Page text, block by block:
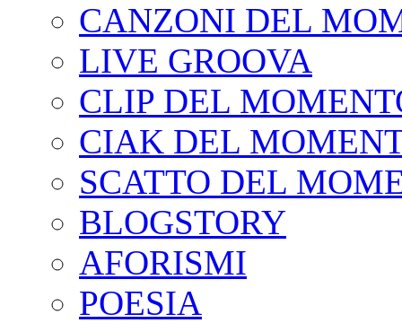
CANZONI DEL
LIVE GROOVA
CLIP DEL
CIAK DEL
SCATTO DEL
BLOGSTORY
AFORISMI
POESIA